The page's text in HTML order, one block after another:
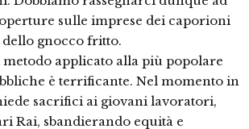
sulle imprese dei caporioni
dello gnocco fritto.
metodo applicato alla più popolare
è terrificante. Nel momento in
sacrifici ai giovani lavoratori,
Rai, sbandierando equità e